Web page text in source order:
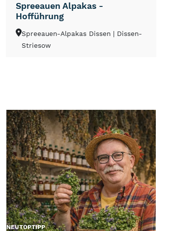
Spreeauen Alpakas -
Hofführung
Spreeauen-Alpakas Dissen | Dissen-
Striesow
NEUTOPTIPP